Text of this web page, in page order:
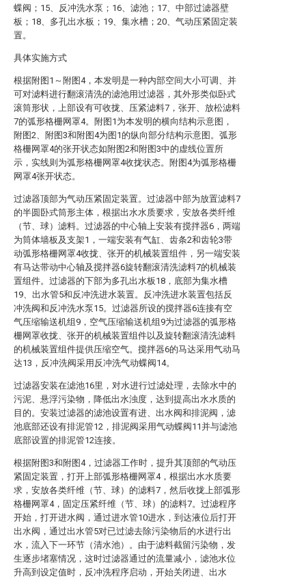
蝶阀；15、反冲洗水泵；16、滤池；17、中部过滤器壁
板；18、多孔出水板；19、集水槽；20、气动压紧固定装
置。
具体实施方式
根据附图1～附图4，本发明是一种内部空间大小可调、并
可对滤料进行翻滚清洗的滤池用过滤器，其外形类似卧式
滚筒形状，上部设有可收拢、压紧滤料7，张开、放松滤料
7的弧形格栅网罩4。附图1为本发明的横向结构示意图，
附图2、附图3和附图4为图1的纵向部分结构示意图。弧形
格栅网罩4的张开状态如附图2和附图3中的虚线位置所
示，实线则为弧形格栅网罩4收拢状态。附图4为弧形格栅
网罩4张开状态。
过滤器顶部为气动压紧固定装置。过滤器中部为放置滤料7
的半圆卧式筒形主体，根据出水水质要求，安放各类纤维
（节、球）滤料。过滤器的中心轴上安装有搅拌器6，两端
为筒体墙板及支架1，一端安装有气缸、齿条2和齿轮3带
动弧形格栅网罩4收拢、张开的机械装置组件，另一端安装
有马达带动中心轴及搅拌器6旋转翻滚清洗滤料7的机械装
置组件。过滤器的下部为多孔出水板18，底部为集水槽
19、出水管5和反冲洗进水装置。反冲洗进水装置包括反
冲洗阀和反冲洗水泵15。过滤器所设的搅拌器6连接有空
气压缩输送机组9，空气压缩输送机组9为过滤器的弧形格
栅网罩收拢、张开的机械装置组件以及旋转翻滚清洗滤料
的机械装置组件提供压缩空气。搅拌器6的马达采用气动马
达13，反冲洗阀采用反冲洗气动蝶阀14。
过滤器安装在滤池16里，对水进行过滤处理，去除水中的
污泥、悬浮污染物，降低出水浊度，达到提高出水水质的
目的。安装过滤器的滤池设置有进、出水阀和排泥阀，滤
池底部还设有排泥管12，排泥阀采用气动蝶阀11并与滤池
底部设置的排泥管12连接。
根据附图3和附图4，过滤器工作时，提升其顶部的气动压
紧固定装置，打开上部弧形格栅网罩4，根据出水水质要
求，安放各类纤维（节、球）的滤料7，然后收拢上部弧形
格栅网罩4，固定压紧纤维（节、球）的滤料7。过滤程序
开始，打开进水阀，通过进水管10进水，到达液位后打开
出水阀，通过出水管5对已过滤去除污染物后的水进行出
水，流入下一环节（清水池）。由于滤料截留污染物，发
生逐步堵塞情况，这时过滤器通过的流量减小，滤池水位
升高到设定值时，反冲洗程序启动，开始关闭进、出水